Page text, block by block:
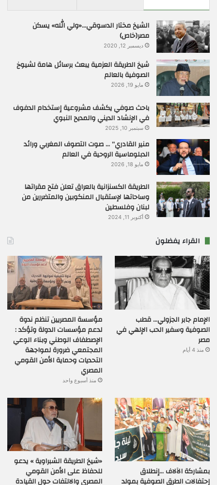
الشيخ مختار الدسوقي…«ولي الله» يسكن
مصر(خاص)
ديسمبر 12, 2020
شيخ الطريقة العزمية يبعث برسائل هامة لشيوخ
الصوفية بالعالم
مايو 19, 2026
باحث صوفي يكشف مشروعية إستخدام الدفوف
في الإنشاد الديني والمديح النبوي
سبتمبر 10, 2025
منير القادري” … صوت التصوف المغربي ورائد
الدبلوماسية الروحية في العالم
مايو 18, 2026
الطريقة الكسنزانية بالعراق تعلن فتح مقراتها
وساحاتها لإستقبال المنكوبين والمتضررين من
لبنان وفلسطين
أكتوبر 11, 2024
القراء يفضلون
الإمام جابر الجزولي… قطب
الصوفية وسفير الحب الإلهي في
مصر
منذ 4 أيام
مؤسسة المصريين تنظم ندوة
لدعم مؤسسات الدولة وتؤكد :
الإصطفاف الوطني وبناء الوعي
المجتمعي ضرورة لمواجهة
التحديات وحماية الأمن القومي
المصري
منذ أسبوع واحد
بمشاركة الآلاف …إنطلاق
إحتفالات الطرق الصوفية بمولد
«شيخ الطريقة الشبراوية » يدعو
للحفاظ على الأمن القومي
المصري والالتفات حول القيادة